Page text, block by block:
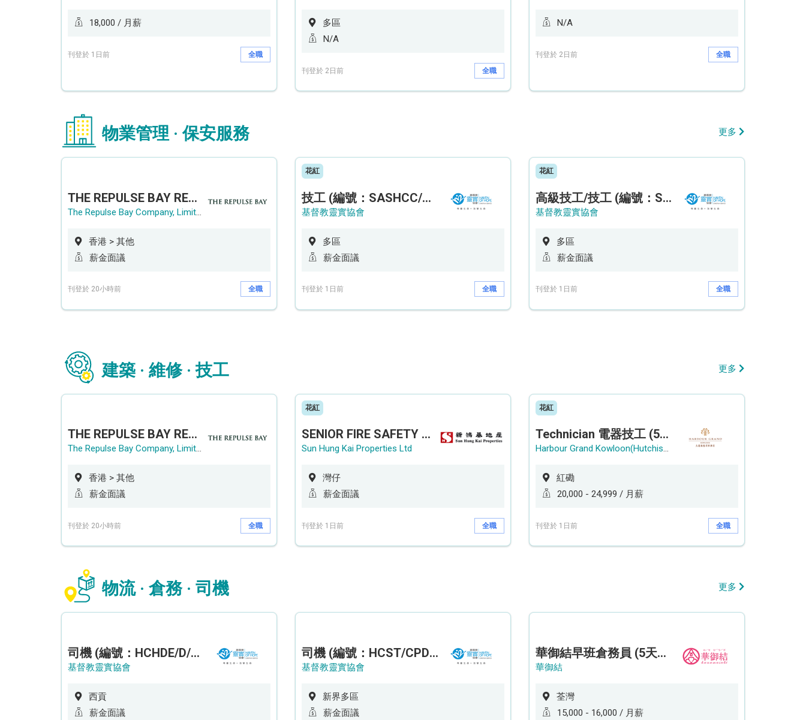
18,000 / 月薪
刊登於 1日前 全職
多區
N/A
刊登於 2日前 全職
N/A
刊登於 2日前 全職
物業管理 · 保安服務 更多
THE REPULSE BAY RECRUITMENT DAY 淺水灣影灣園人才招聘會
The Repulse Bay Company, Limited
香港 > 其他
薪金面議
刊登於 20小時前 全職
花紅
技工 (編號：SASHCC/A/CTE)
基督教靈實協會
多區
薪金面議
刊登於 1日前 全職
花紅
高級技工/技工 (編號：SSO/FM/A/CTE)
基督教靈實協會
多區
薪金面議
刊登於 1日前 全職
建築 · 維修 · 技工 更多
THE REPULSE BAY RECRUITMENT DAY 淺水灣影灣園人才招聘會
The Repulse Bay Company, Limited
香港 > 其他
薪金面議
刊登於 20小時前 全職
花紅
SENIOR FIRE SAFETY OFFICER / FIRE SAFETY OFFICER
Sun Hung Kai Properties Ltd
灣仔
薪金面議
刊登於 1日前 全職
花紅
Technician 電器技工 (5-Day Work Week)
Harbour Grand Kowloon(Hutchison Hotel Hong Kong Limited)
紅磡
20,000 - 24,999 / 月薪
刊登於 1日前 全職
物流 · 倉務 · 司機 更多
司機 (編號：HCHDE/D/CTE)
基督教靈實協會
西貢
薪金面議
司機 (編號：HCST/CPD/CTE)
基督教靈實協會
新界多區
薪金面議
華御結早班倉務員 (5天工作週)
華御結
荃灣
15,000 - 16,000 / 月薪